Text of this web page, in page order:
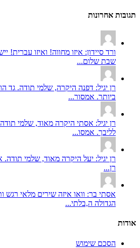
תגובות אחרונות
ורד סיידון: איזו מחווה! ואיזו עברית!
שבת שלום...
רן יגיל: דפנה היקרה, שלמי תודה. גד
ביותר. אמסור...
רן יגיל: אסתי היקרה מאוד, שלמי
לליבך. אמסו...
רן יגיל: יעל היקרה מאוד, שלמי
רן...
אסתי בר: וואו איזה שירים מלאי
הגדולה ה,בלתי...
אודות
הסכם שימוש